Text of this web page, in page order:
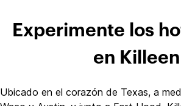
Experimente los
en Killeen
Ubicado en el corazón de Texas, a